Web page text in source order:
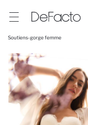
Soutiens-gorge femme